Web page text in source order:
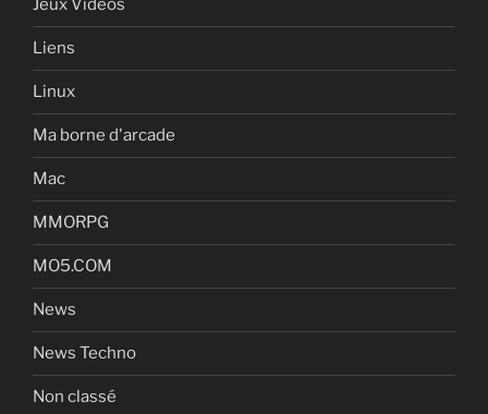
Jeux Videos
Liens
Linux
Ma borne d'arcade
Mac
MMORPG
MO5.COM
News
News Techno
Non classé